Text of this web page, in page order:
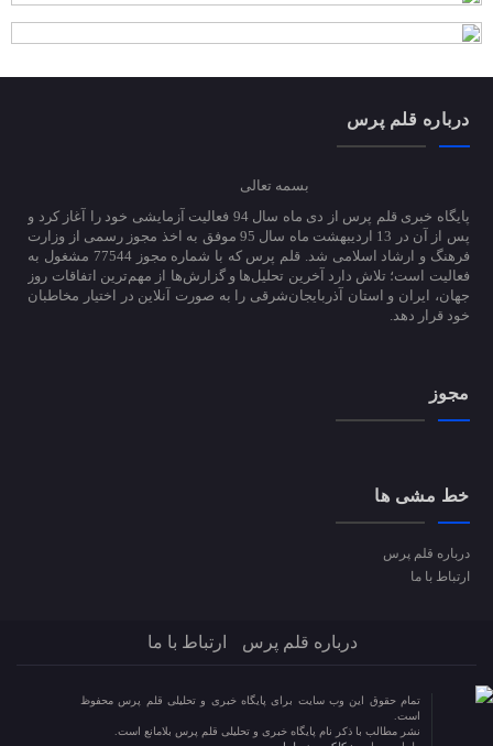
درباره قلم پرس
بسمه تعالی
پایگاه خبری قلم پرس از دی ماه سال 94 فعالیت آزمایشی خود را آغاز کرد و
پس از آن در 13 اردیبهشت ماه سال 95 موفق به اخذ مجوز رسمی از وزارت
فرهنگ و ارشاد اسلامی شد. قلم پرس که با شماره مجوز 77544 مشغول به
فعالیت است؛ تلاش دارد آخرین تحلیل‌ها و گزارش‌ها از مهم‌ترین اتفاقات روز
جهان، ایران و استان آذربایجان‌شرقی را به صورت آنلاین در اختیار مخاطبان
خود قرار دهد.
مجوز
خط مشی ها
درباره قلم پرس
ارتباط با ما
درباره قلم پرس ارتباط با ما
تمام حقوق این وب سایت برای پایگاه خبری و تحلیلی قلم پرس محفوظ
است.
نشر مطالب با ذکر نام پایگاه خبری و تحلیلی قلم پرس بلامانع است.